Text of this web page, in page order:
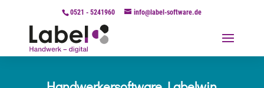
0521 - 5241960 info@label-software.de